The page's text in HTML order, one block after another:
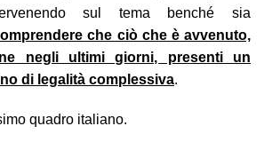
sul tema benché sia
che ciò che è avvenuto,
negli ultimi giorni, presenti un
di legalità complessiva.
quadro italiano.